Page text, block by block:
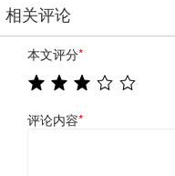
相关评论
本文评分*
评论内容*